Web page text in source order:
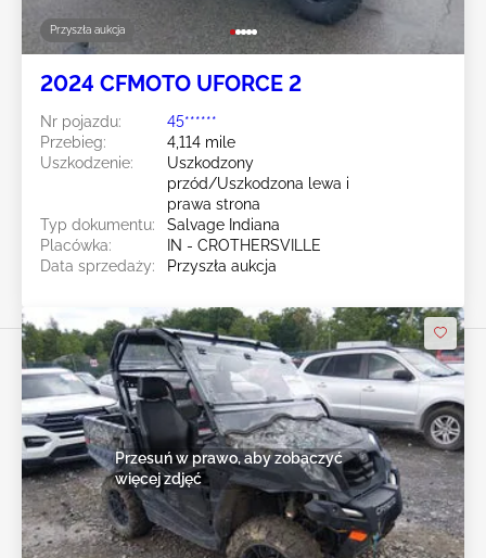
Przyszła aukcja
2024 CFMOTO UFORCE 2
Nr pojazdu:
45******
Przebieg:
4,114 mile
Uszkodzenie:
Uszkodzony
przód/Uszkodzona lewa i
prawa strona
Typ dokumentu:
Salvage Indiana
Placówka:
IN - CROTHERSVILLE
Data sprzedaży:
Przyszła aukcja
Przesuń w prawo, aby zobaczyć
więcej zdjęć